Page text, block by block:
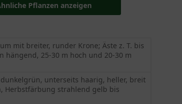
Pflanzen anzeigen
mit breiter, runder Krone; Äste z. T. bis
hängend, 25-30 m hoch und 20-30 m
unterseits haarig, heller, breit
Herbstfärbung strahlend gelb bis